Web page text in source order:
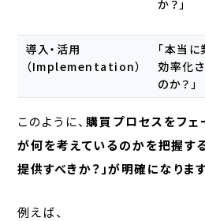
か？」
導入・活用
（Implementation）
「本当
効率化
のか？」
このように、 購買プロセスをフェ
が何を考えているのかを把握す
提供すべきか？」が明確になります
例えば、